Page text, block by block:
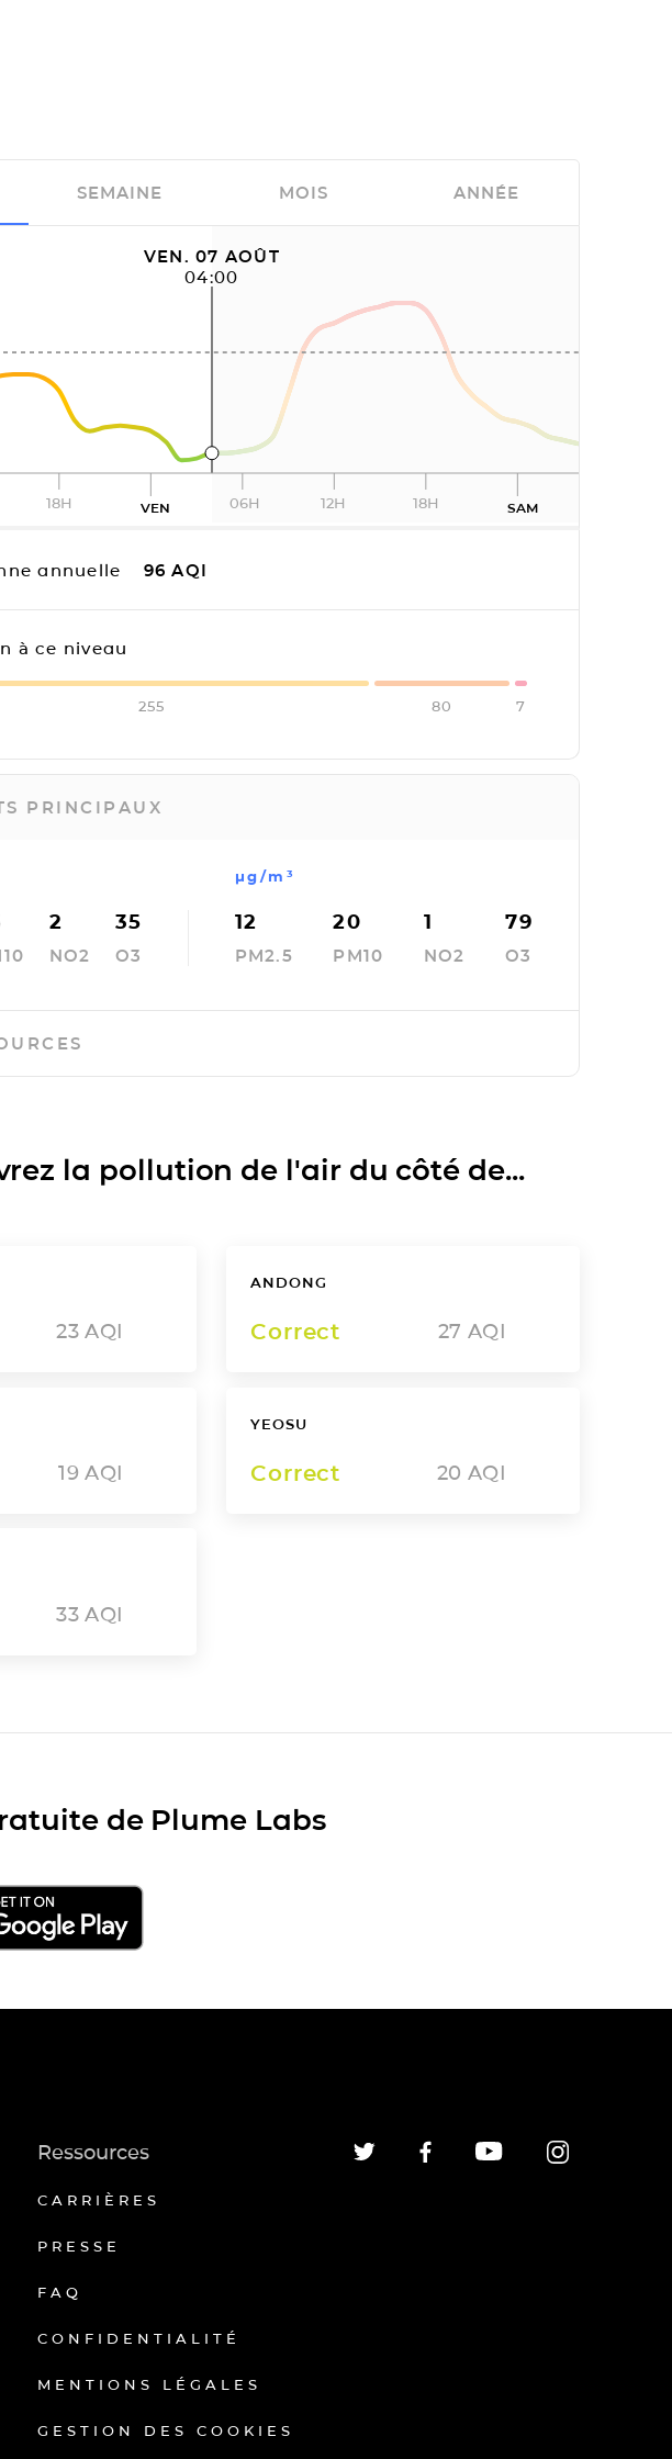
VEN. 07 AOÛT
04:00
18H VEN 06H 12H 18H SAM
annuelle 96 AQI
à ce niveau
255 80 7
PRINCIPAUX
2
NO2
35
O3
µg/m³
12
PM2.5
20
PM10
1
NO2
79
O3
SEMAINE MOIS ANNÉE
la pollution de l'air du côté de...
23 AQI
ANDONG
Correct 27 AQI
19 AQI
YEOSU
Correct 20 AQI
33 AQI
de Plume Labs
Ressources
CARRIÈRES
PRESSE
FAQ
CONFIDENTIALITÉ
MENTIONS LÉGALES
GESTION DES COOKIES